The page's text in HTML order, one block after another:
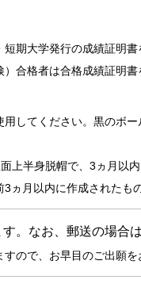
期大学発行の成績証明
合格者は合格成績証明
用してください。黒のボ
上半身脱帽で、3ヵ月以
ヵ月以内に作成されたも
。なお、郵送の場合
ので、お早目のご出願